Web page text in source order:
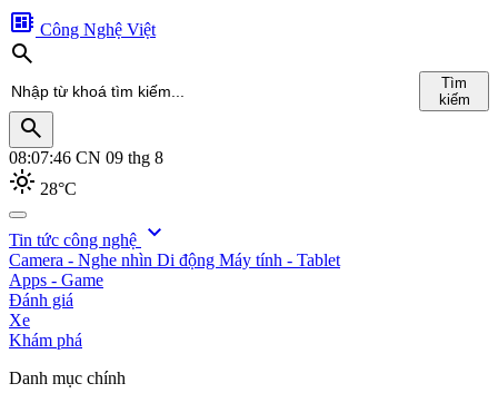
developer_board Công Nghệ Việt
search
Tìm
kiếm
search
08:07:47 CN 09 thg 8
light_mode 28°C
search
Tin tức công nghệ expand_more
Camera - Nghe nhìn Di động Máy tính - Tablet
Apps - Game
Đánh giá
Xe
Khám phá
Danh mục chính